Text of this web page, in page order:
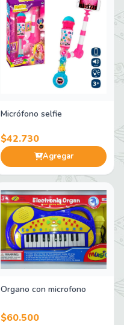
Micrófono selfie
$42.730
Agregar
Organo con microfono
$60.500